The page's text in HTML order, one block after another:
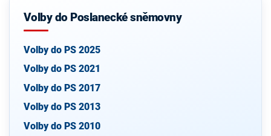
Volby do Poslanecké sněmovny
Volby do PS 2025
Volby do PS 2021
Volby do PS 2017
Volby do PS 2013
Volby do PS 2010